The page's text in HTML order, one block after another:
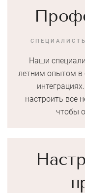
Наши
летним опытом в
настроить все
чтобы